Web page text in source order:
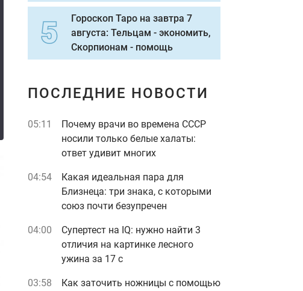
Гороскоп Таро на завтра 7
августа: Тельцам - экономить,
Скорпионам - помощь
ПОСЛЕДНИЕ НОВОСТИ
05:11
Почему врачи во времена СССР
носили только белые халаты:
ответ удивит многих
04:54
Какая идеальная пара для
Близнеца: три знака, с которыми
союз почти безупречен
04:00
Супертест на IQ: нужно найти 3
отличия на картинке лесного
ужина за 17 с
03:58
Как заточить ножницы с помощью